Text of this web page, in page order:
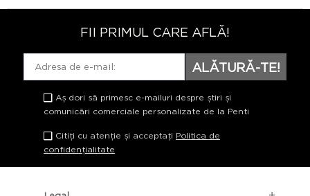
FII PRIMUL CARE AFLĂ!
ALĂTURĂ-TE!
Aș dori să primesc e-mailuri despre știri și
comunicări comerciale personalizate de la Penti
Citiți cu atenție și acceptați Politica de
confidențialitate